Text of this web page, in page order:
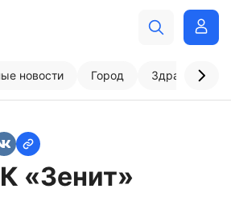
новости Город
«Зенит»